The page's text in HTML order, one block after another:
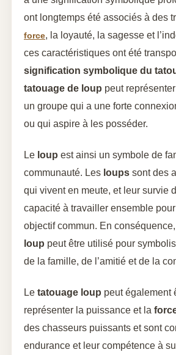
ont longtemps été associés à des
force, la loyauté, la sagesse et
ces caractéristiques ont été
signification symbolique du
tatouage de loup peut
un groupe qui a une forte
ou qui aspire à les posséder.
Le loup est ainsi un symbole de
communauté. Les loups sont des
qui vivent en meute, et leur survie
capacité à travailler ensemble
objectif commun. En
loup peut être utilisé pour
de la famille, de l’amitié et de la
Le tatouage loup peut également
représenter la puissance et la
des chasseurs puissants et sont
endurance et leur compétence à